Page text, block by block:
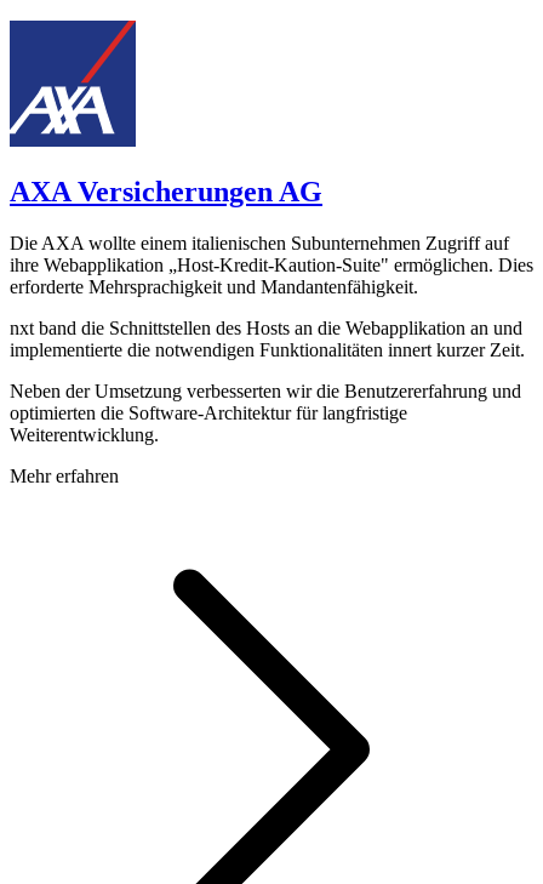
AXA Versicherungen AG
Die AXA wollte einem italienischen Subunternehmen Zugriff auf
ihre Webapplikation „Host-Kredit-Kaution-Suite" ermöglichen. Dies
erforderte Mehrsprachigkeit und Mandantenfähigkeit.
nxt band die Schnittstellen des Hosts an die Webapplikation an und
implementierte die notwendigen Funktionalitäten innert kurzer Zeit.
Neben der Umsetzung verbesserten wir die Benutzererfahrung und
optimierten die Software-Architektur für langfristige
Weiterentwicklung.
Mehr erfahren